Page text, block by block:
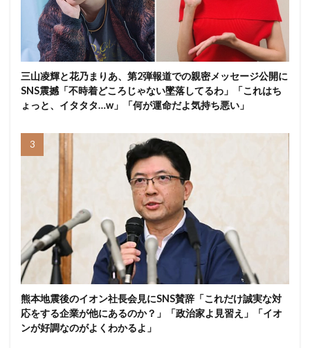
三山凌輝と花乃まりあ、第2弾報道での親密メッセージ公開に
SNS震撼「不時着どころじゃない墜落してるわ」「これはち
ょっと、イタタタ…w」「何が運命だよ気持ち悪い」
熊本地震後のイオン社長会見にSNS賛辞「これだけ誠実な対
応をする企業が他にあるのか？」「政治家よ見習え」「イオ
ンが好調なのがよくわかるよ」